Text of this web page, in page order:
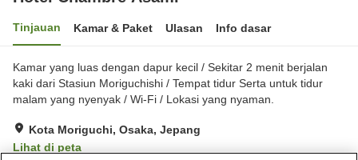
Tinjauan Kamar & Paket Ulasan Info dasar
Kamar yang luas dengan dapur kecil / Sekitar 2 menit berjalan
kaki dari Stasiun Moriguchishi / Tempat tidur Serta untuk tidur
malam yang nyenyak / Wi-Fi / Lokasi yang nyaman.
Kota Moriguchi, Osaka, Jepang
Lihat di peta